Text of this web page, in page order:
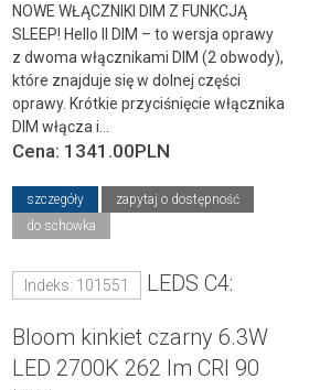
NOWE WŁĄCZNIKI DIM Z FUNKCJĄ
SLEEP! Hello II DIM – to wersja oprawy
z dwoma włącznikami DIM (2 obwody),
które znajduje się w dolnej części
oprawy. Krótkie przyciśnięcie włącznika
DIM włącza i...
Cena: 1341.00PLN
szczegóły
zapytaj o dostępność
do schowka
Indeks: 101551 LEDS C4:
Bloom kinkiet czarny 6.3W
LED 2700K 262 lm CRI 90